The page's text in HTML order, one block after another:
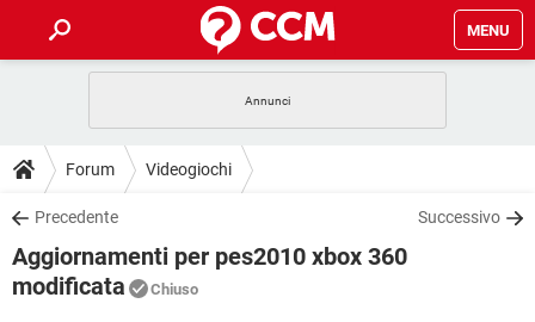
MENU
INTRATTENIMENTO
iOS
INSTAGRAM WHATSAPP
TIKTOK
GUIDE
COVID-19
iOS
DOWNLOAD
COVID-19 GAMING
INTRATTENIMENTO
FORUM
Forum Videogiochi
Precedente Successivo
Aggiornamenti per pes2010 xbox 360
modificata
Chiuso